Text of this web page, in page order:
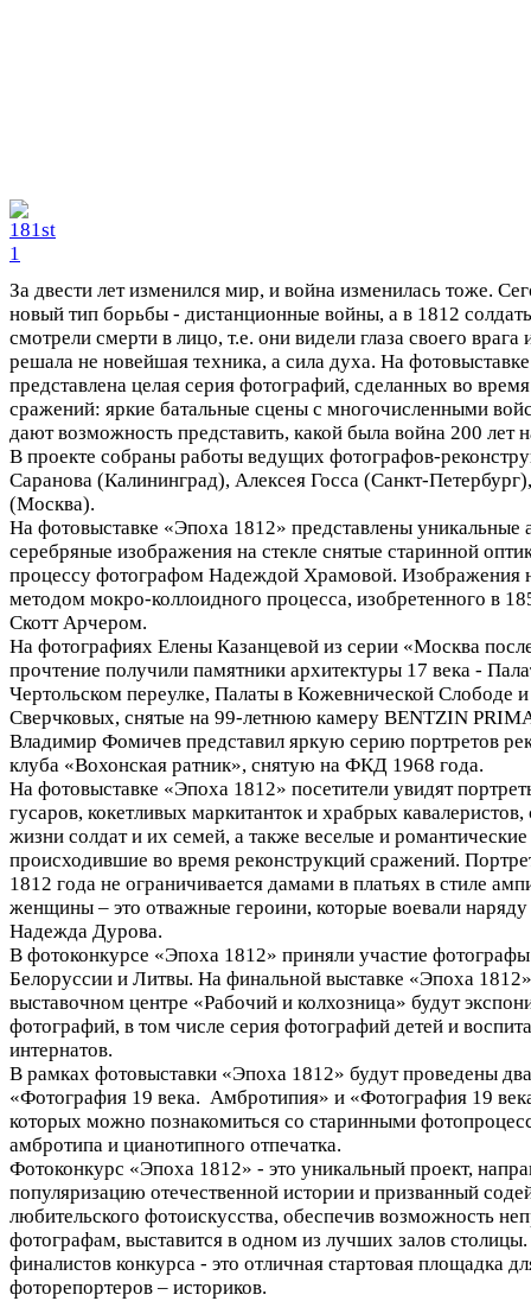
За двести лет изменился мир, и война изменилась тоже.
новый тип борьбы - дистанционные войны, а в 1812
смотрели смерти в лицо, т.е. они видели глаза своего врага
решала не новейшая техника, а сила духа. На
представлена целая серия фотографий, сделанных во
сражений: яркие батальные сцены с многочисленными
дают возможность представить, какой была война 200 лет
В проекте собраны работы ведущих фотографов-
Саранова (Калининград), Алексея Госса (Санкт-
(Москва).
На фотовыставке «Эпоха 1812» представлены
серебряные изображения на стекле снятые старинной
процессу фотографом Надеждой Храмовой. Изображения
методом мокро-коллоидного процесса, изобретенного в
Скотт Арчером.
На фотографиях Елены Казанцевой из серии «Москва
прочтение получили памятники архитектуры 17 века -
Чертольском переулке, Палаты в Кожевнической Слободе
Сверчковых, снятые на 99-летнюю камеру BENTZIN
Владимир Фомичев представил яркую серию портретов
клуба «Вохонская ратник», снятую на ФКД 1968 года.
На фотовыставке «Эпоха 1812» посетители увидят
гусаров, кокетливых маркитанток и храбрых
жизни солдат и их семей, а также веселые и
происходившие во время реконструкций сражений.
1812 года не ограничивается дамами в платьях в стиле
женщины – это отважные героини, которые воевали
Надежда Дурова.
В фотоконкурсе «Эпоха 1812» приняли участие
Белоруссии и Литвы. На финальной выставке «Эпоха
выставочном центре «Рабочий и колхозница» будут
фотографий, в том числе серия фотографий детей и
интернатов.
В рамках фотовыставки «Эпоха 1812» будут проведены
«Фотография 19 века. Амбротипия» и «Фотография 19
которых можно познакомиться со старинными
амбротипа и цианотипного отпечатка.
Фотоконкурс «Эпоха 1812» - это уникальный проект,
популяризацию отечественной истории и призванный
любительского фотоискусства, обеспечив возможность
фотографам, выставится в одном из лучших залов
финалистов конкурса - это отличная стартовая площадка
фоторепортеров – историков.